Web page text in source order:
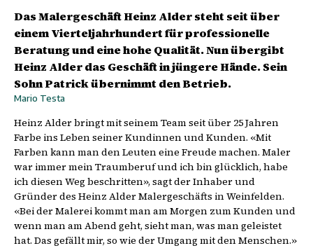
Das Malergeschäft Heinz Alder steht seit über
einem Vierteljahrhundert für professionelle
Beratung und eine hohe Qualität. Nun übergibt
Heinz Alder das Geschäft in jüngere Hände. Sein
Sohn Patrick übernimmt den Betrieb.
Mario Testa
Heinz Alder bringt mit seinem Team seit über 25 Jahren
Farbe ins Leben seiner Kundinnen und Kunden. «Mit
Farben kann man den Leuten eine Freude machen. Maler
war immer mein Traumberuf und ich bin glücklich, habe
ich diesen Weg beschritten», sagt der Inhaber und
Gründer des Heinz Alder Malergeschäfts in Weinfelden.
«Bei der Malerei kommt man am Morgen zum Kunden und
wenn man am Abend geht, sieht man, was man geleistet
hat. Das gefällt mir, so wie der Umgang mit den Menschen.»